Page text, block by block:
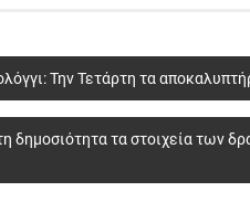
Την Τετάρτη τα
δημοσιότητα τα στοιχεία των